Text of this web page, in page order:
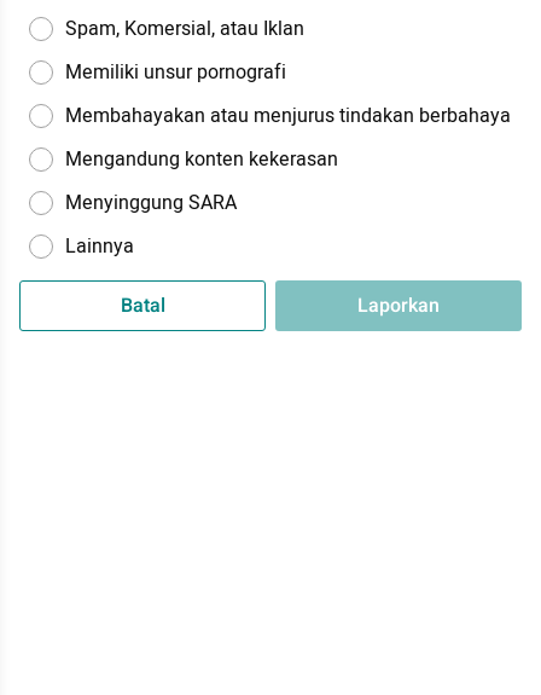
Spam, Komersial, atau Iklan
Memiliki unsur pornografi
Membahayakan atau menjurus tindakan berbahaya
Mengandung konten kekerasan
Menyinggung SARA
Lainnya
Batal Laporkan